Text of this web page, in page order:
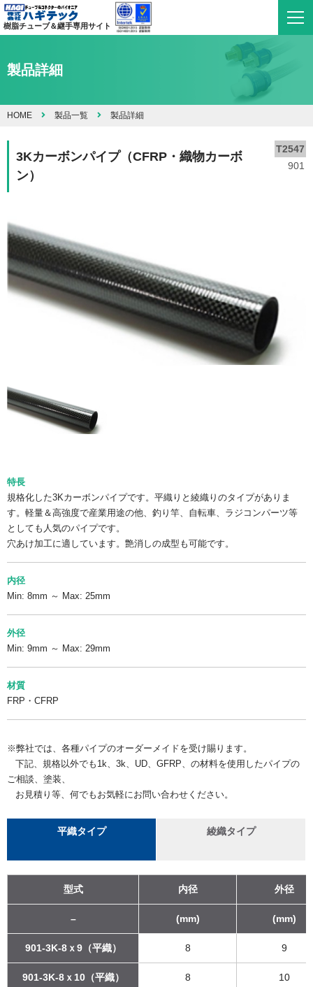
樹脂チューブ＆継手専用サイト
製品詳細
HOME 製品一覧 製品詳細
3Kカーボンパイプ（CFRP・織物カーボ
ン）
T2547
901
特長
規格化した3Kカーボンパイプです。平織りと綾織りのタイプがありま
す。軽量＆高強度で産業用途の他、釣り竿、自転車、ラジコンパーツ等
としても人気のパイプです。
穴あけ加工に適しています。艶消しの成型も可能です。
内径
Min: 8mm ～ Max: 25mm
外径
Min: 9mm ～ Max: 29mm
材質
FRP・CFRP
※弊社では、各種パイプのオーダーメイドを受け賜ります。
下記、規格以外でも1k、3k、UD、GFRP、の材料を使用したパイプの
ご相談、塗装、
お見積り等、何でもお気軽にお問い合わせください。
平織タイプ 綾織タイプ
型式 内径 外径
– (mm) (mm)
901-3K-8ｘ9（平織） 8 9
901-3K-8ｘ10（平織） 8 10